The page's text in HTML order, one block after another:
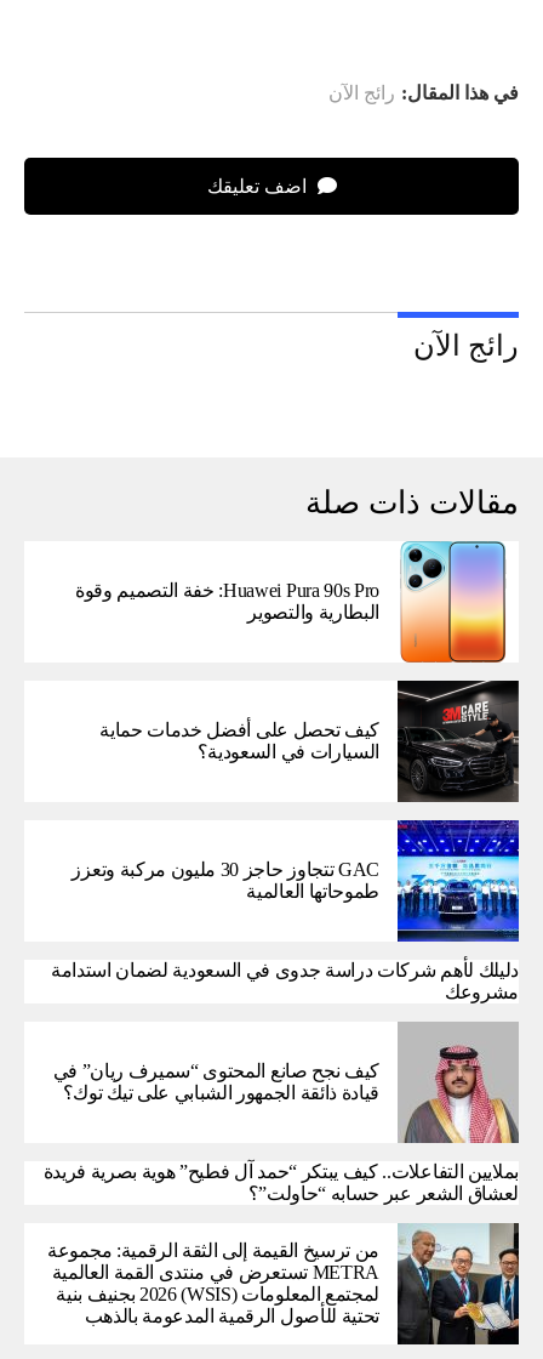
في هذا المقال: رائج الآن
اضف تعليقك
رائج الآن
مقالات ذات صلة
Huawei Pura 90s Pro: خفة التصميم وقوة
البطارية والتصوير
كيف تحصل على أفضل خدمات حماية
السيارات في السعودية؟
GAC تتجاوز حاجز 30 مليون مركبة وتعزز
طموحاتها العالمية
دليلك لأهم شركات دراسة جدوى في السعودية لضمان استدامة
مشروعك
كيف نجح صانع المحتوى “سميرف ريان” في
قيادة ذائقة الجمهور الشبابي على تيك توك؟
بملايين التفاعلات.. كيف يبتكر “حمد آل فطيح” هوية بصرية فريدة
لعشاق الشعر عبر حسابه “حاولت”؟
من ترسيخ القيمة إلى الثقة الرقمية: مجموعة
METRA تستعرض في منتدى القمة العالمية
لمجتمع المعلومات (WSIS) 2026 بجنيف بنية
تحتية للأصول الرقمية المدعومة بالذهب